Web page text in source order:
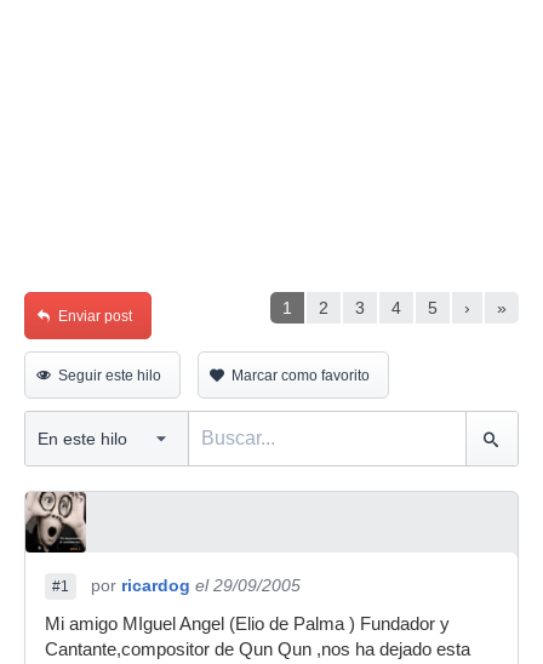
1 2 3 4 5 › »
Enviar post
Seguir este hilo Marcar como favorito
#1 por ricardog el 29/09/2005
Mi amigo MIguel Angel (Elio de Palma ) Fundador y
Cantante,compositor de Qun Qun ,nos ha dejado esta